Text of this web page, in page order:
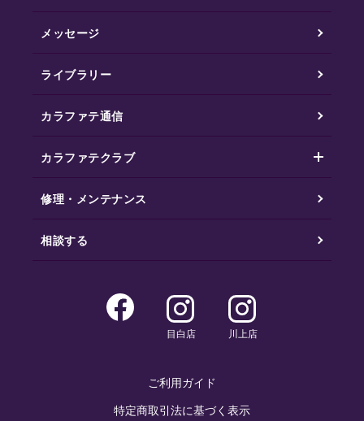
メッセージ
ライブラリー
カラファテ通信
カラファテクラブ
修理・メンテナンス
相談する
目白店 川上店
ご利用ガイド
特定商取引法に基づく表示